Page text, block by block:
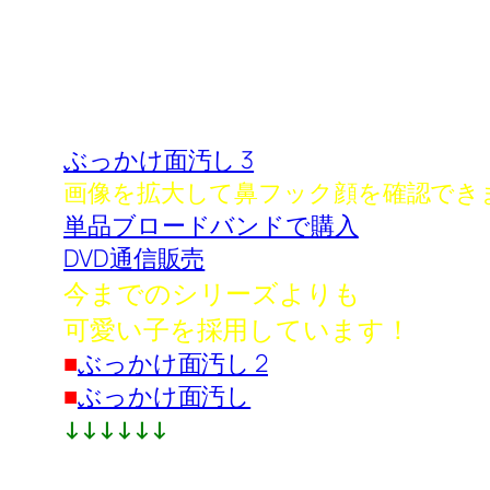
ぶっかけ面汚し 3
画像を拡大して鼻フック顔を確認でき
単品ブロードバンドで購入
DVD通信販売
今までのシリーズよりも
可愛い子を採用しています！
■ぶっかけ面汚し 2
■ぶっかけ面汚し
↓↓↓↓↓↓